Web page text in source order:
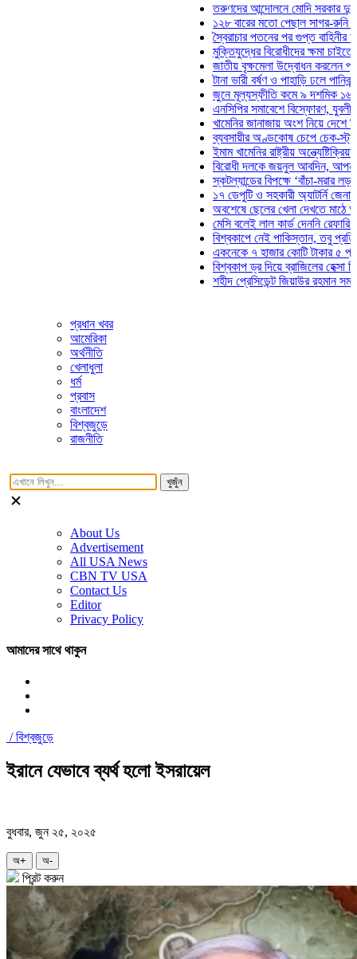
তরুণদের আন্দোলনে মোদি সরকার দুর্বল
১২৮ বারের মতো পেছাল সাগর-রুনি হত্যা
স্বৈরাচার পতনের পর গুপ্ত বাহিনীর
মুক্তিযুদ্ধের বিরোধীদের ক্ষমা চাইতে হবে:
জাতীয় বৃক্ষমেলা উদ্বোধন করলেন
টানা ভারী বর্ষণ ও পাহাড়ি ঢলে পানিবন্দি
জুনে মূল্যস্ফীতি কমে ৯ দশমিক ১৬ শতাংশ
এনসিপির সমাবেশে বিস্ফোরণ, যুবলীগের দুই
খামেনির জানাজায় অংশ নিয়ে দেশে ফিরলেন
ব্যবসায়ীর অণ্ডকোষ চেপে চেক-স্ট্যাম্পে
ইমাম খামেনির রাষ্ট্রীয় অন্ত্যেষ্টিক্রিয়ায়
বিরোধী দলকে জয়নুল আবদিন, আপনারা ৭১
স্কটল্যান্ডের বিপক্ষে ‘বাঁচা-মরার লড়াইয়ে’
১৭ ডেপুটি ও সহকারী অ্যাটর্নি জেনারেলের
অবশেষে ছেলের খেলা দেখতে মাঠে আসছেন
মেসি বলেই লাল কার্ড দেননি রেফারি! ফাউল
বিশ্বকাপে নেই পাকিস্তান, তবু প্রতিটি
একনেকে ৭ হাজার কোটি টাকার ৫
বিশ্বকাপ ড্র দিয়ে ব্রাজিলের হেক্সা মিশন শুরু
শহীদ প্রেসিডেন্ট জিয়াউর রহমান সমাধিতে
প্রধান খবর
আমেরিকা
অর্থনীতি
খেলাধুলা
ধর্ম
প্রবাস
বাংলাদেশ
বিশ্বজুড়ে
রাজনীতি
খুজুঁন
About Us
Advertisement
All USA News
CBN TV USA
Contact Us
Editor
Privacy Policy
আমাদের সাথে থাকুন
/বিশ্বজুড়ে
ইরানে যেভাবে ব্যর্থ হলো ইসরায়েল
বুধবার, জুন ২৫, ২০২৫
অ+ অ-
প্রিন্ট করুন